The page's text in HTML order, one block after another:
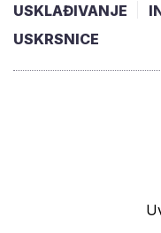
USKLAĐIVANJE
USKRSNICE